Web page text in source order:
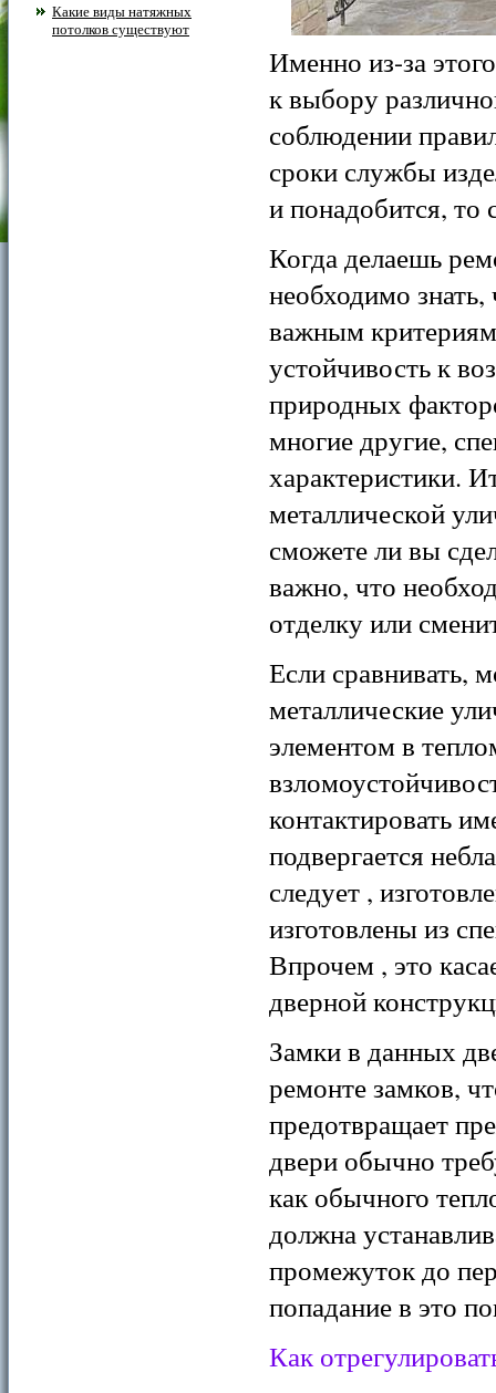
Какие виды натяжных
потолков существуют
Именно из-за
к выбору
соблюдении
сроки службы
и понадобится, то
Когда делаешь
необходимо
важным
устойчивость к
природных
многие другие,
характеристики.
металлической
сможете ли вы
важно, что
отделку или
Если сравнивать,
металлические
элементом в
контактировать
подвергается
следует ,
изготовлены из
Впрочем , это
дверной
Замки в данных
ремонте замков,
предотвращает
двери обычно
как обычного
должна
промежуток до
попадание в это
Как